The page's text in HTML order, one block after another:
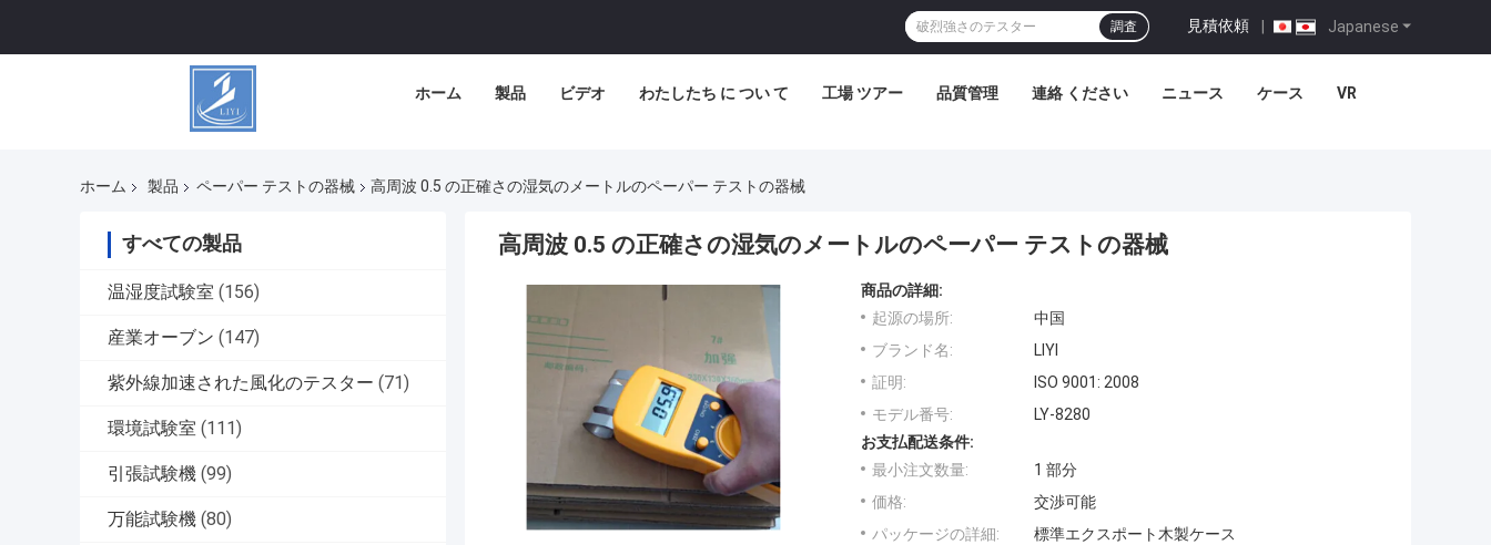
Japanese
見積依頼 |
調査
ホーム 製品 ビデオ わたしたち に つい て 工場 ツアー 品質管理 連絡 ください ニュース ケース VR
ホーム 製品 ペーパー テストの器械 高周波 0.5 の正確さの湿気のメートルのペーパー テストの器械
すべての製品
温湿度試験室 (156)
産業オーブン (147)
紫外線加速された風化のテスター (71)
環境試験室 (111)
引張試験機 (99)
万能試験機 (80)
高周波 0.5 の正確さの湿気のメートルのペーパー テストの器械
商品の詳細:
起源の場所:
中国
ブランド名:
LIYI
証明:
ISO 9001: 2008
モデル番号:
LY-8280
お支払配送条件:
最小注文数量:
1 部分
価格:
交渉可能
パッケージの詳細:
標準エクスポート木製ケース